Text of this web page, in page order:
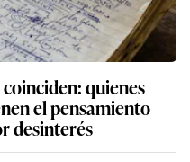
quienes
el pensamiento
desinterés